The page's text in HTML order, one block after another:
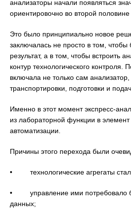
анализаторы начали появляться
ориентировочно во второй половине
Это было принципиально новое
заключалась не просто в том, чтобы
результат, а в том, чтобы встроить
контур технологического контроля.
включала не только сам
транспортировки, подготовки и
Именно в этот момент экспресс-
из лабораторной функции в элемент
автоматизации.
Причины этого перехода были
• технологические агрегаты
• управление ими потребовало
данных;